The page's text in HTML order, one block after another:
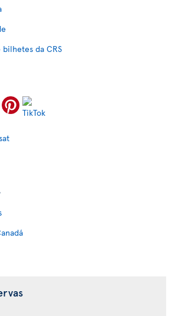
da CRS